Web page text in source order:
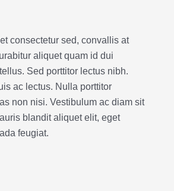
consectetur sed, convallis at
aliquet quam id dui
Sed porttitor lectus nibh.
ac lectus. Nulla porttitor
non nisi. Vestibulum ac diam sit
blandit aliquet elit, eget
feugiat.